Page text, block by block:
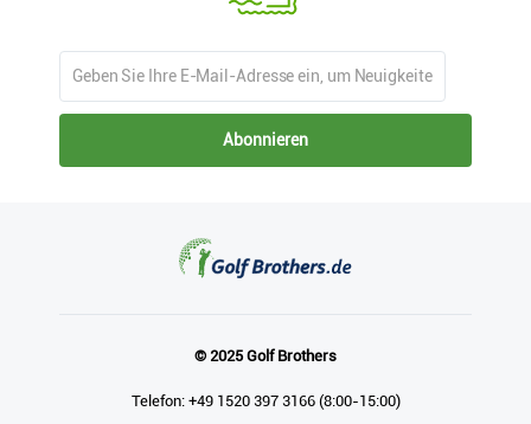
Abonnieren
© 2025 Golf Brothers
Telefon: +49 1520 397 3166 (8:00-15:00)